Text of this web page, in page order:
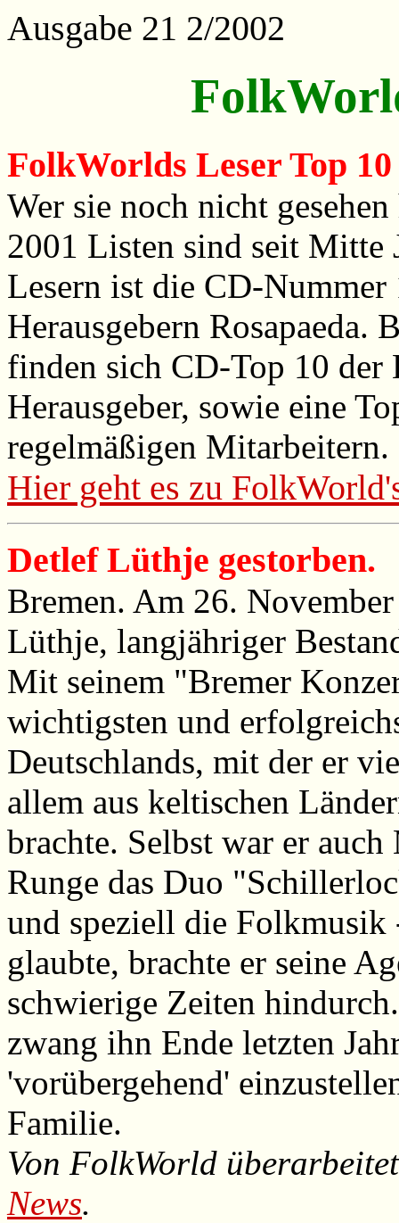
Ausgabe 21 2/2002
FolkWorlds Leser Top 10
Wer sie noch nicht
2001 Listen sind seit Mitte
Lesern ist die CD-
Herausgebern
finden sich CD-Top 10
Herausgeber, sowie eine
regelmäßigen Mitarbeitern.
Hier geht es zu
Detlef Lüthje gestorben.
Bremen. Am 26.
Lüthje, langjähriger
Mit seinem "Bremer
wichtigsten und
Deutschlands, mit der er
allem aus keltischen
brachte. Selbst war er
Runge das Duo
und speziell die Folkmusik
glaubte, brachte er seine
schwierige Zeiten
zwang ihn Ende letzten
'vorübergehend'
Familie.
Von FolkWorld
News.